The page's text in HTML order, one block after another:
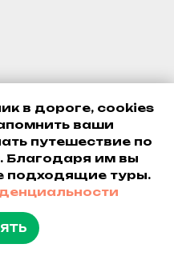
в дороге, cookies
ваши
путешествие по
Благодаря им вы
подходящие туры.
те, кто
с